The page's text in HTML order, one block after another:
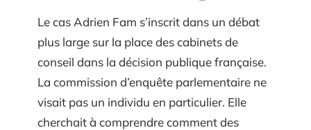
Le cas Adrien Fam s’inscrit dans un débat
plus large sur la place des cabinets de
conseil dans la décision publique française.
La commission d’enquête parlementaire ne
visait pas un individu en particulier. Elle
cherchait à comprendre comment des